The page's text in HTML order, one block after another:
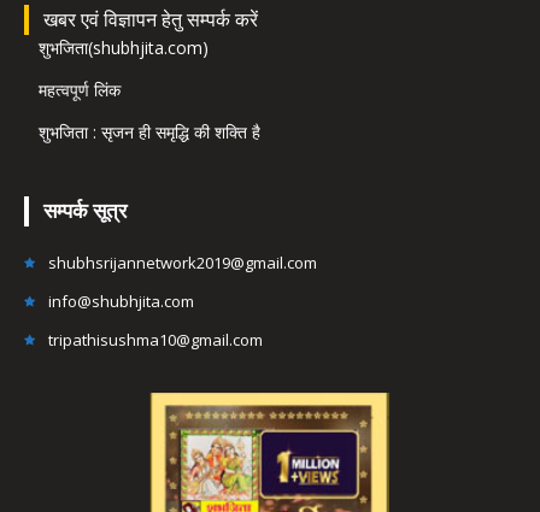
खबर एवं विज्ञापन हेतु सम्पर्क करें
शुभजिता(shubhjita.com)
महत्वपूर्ण लिंक
शुभजिता : सृजन ही समृद्धि की शक्ति है
सम्पर्क सूत्र
shubhsrijannetwork2019@gmail.com
info@shubhjita.com
tripathisushma10@gmail.com